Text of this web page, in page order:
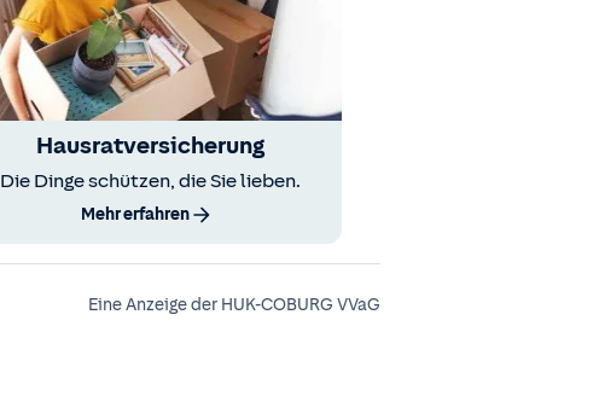
Hausratversicherung
Die Dinge schützen, die Sie lieben.
Mehr erfahren
Eine Anzeige der HUK-COBURG VVaG